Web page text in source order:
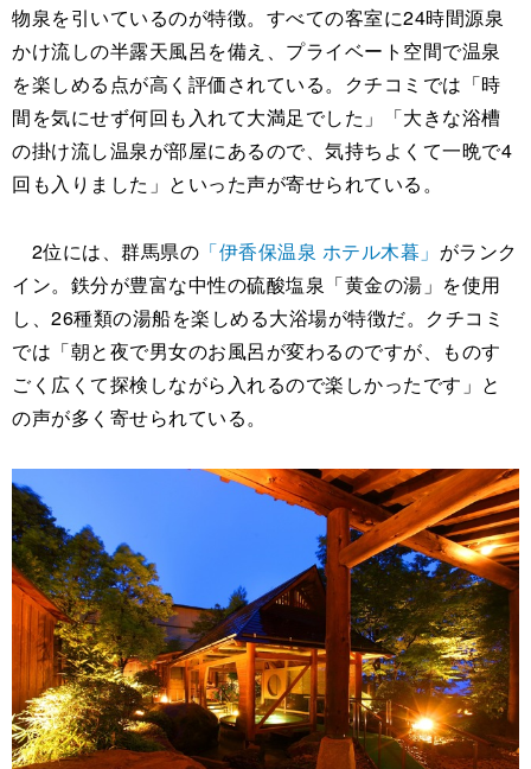
物泉を引いているのが特徴。すべての客室に24時間源泉
かけ流しの半露天風呂を備え、プライベート空間で温泉
を楽しめる点が高く評価されている。クチコミでは「時
間を気にせず何回も入れて大満足でした」「大きな浴槽
の掛け流し温泉が部屋にあるので、気持ちよくて一晩で4
回も入りました」といった声が寄せられている。
2位には、群馬県の 「伊香保温泉 ホテル木暮」 がランク
イン。鉄分が豊富な中性の硫酸塩泉「黄金の湯」を使用
し、26種類の湯船を楽しめる大浴場が特徴だ。クチコミ
では「朝と夜で男女のお風呂が変わるのですが、ものす
ごく広くて探検しながら入れるので楽しかったです」と
の声が多く寄せられている。